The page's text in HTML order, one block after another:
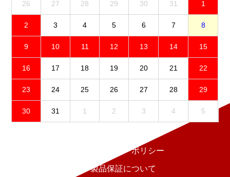
26 27 28 29 30 31 1
2 3 4 5 6 7 8
9 10 11 12 13 14 15
16 17 18 19 20 21 22
23 24 25 26 27 28 29
30 31 1 2 3 4 5
プライバシーポリシー
製品保証について